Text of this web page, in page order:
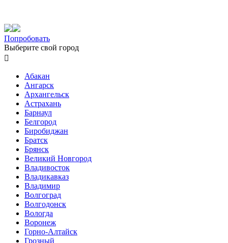
Попробовать
Выберите свой город

Абакан
Ангарск
Архангельск
Астрахань
Барнаул
Белгород
Биробиджан
Братск
Брянск
Великий Новгород
Владивосток
Владикавказ
Владимир
Волгоград
Волгодонск
Вологда
Воронеж
Горно-Алтайск
Грозный